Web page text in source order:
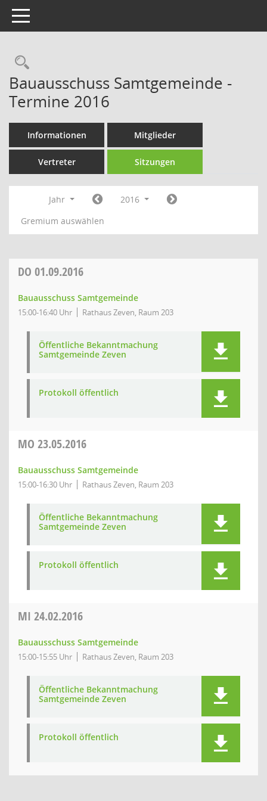
Toggle navigation
Rechercheauswahl
Bauausschuss Samtgemeinde -
Termine 2016
Informationen Mitglieder
Vertreter Sitzungen
Jahr
2016
Gremium auswählen
DO 01.09.2016
Bauausschuss Samtgemeinde
15:00-16:40 Uhr Rathaus Zeven, Raum 203
Öffentliche Bekanntmachung
Samtgemeinde Zeven
Protokoll öffentlich
MO 23.05.2016
Bauausschuss Samtgemeinde
15:00-16:30 Uhr Rathaus Zeven, Raum 203
Öffentliche Bekanntmachung
Samtgemeinde Zeven
Protokoll öffentlich
MI 24.02.2016
Bauausschuss Samtgemeinde
15:00-15:55 Uhr Rathaus Zeven, Raum 203
Öffentliche Bekanntmachung
Samtgemeinde Zeven
Protokoll öffentlich